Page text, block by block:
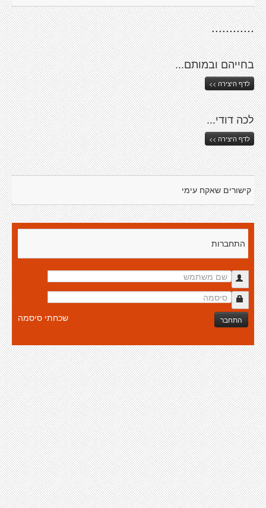
............
בחייהם ובמותם...
לדף היצירה >>
לכה דודי...
לדף היצירה >>
קישורים שאקח עימי
התחברות
התחבר שכחתי סיסמה